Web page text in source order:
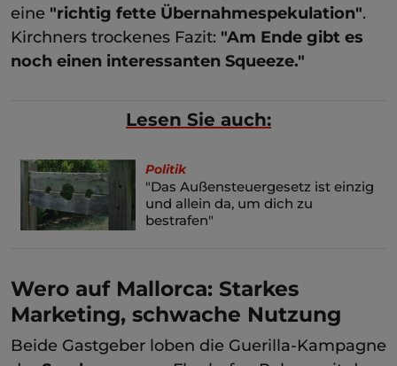
eine "richtig fette Übernahmespekulation".
Kirchners trockenes Fazit: "Am Ende gibt es
noch einen interessanten Squeeze."
Lesen Sie auch:
Politik
"Das Außensteuergesetz ist einzig
und allein da, um dich zu
bestrafen"
Wero auf Mallorca: Starkes
Marketing, schwache Nutzung
Beide Gastgeber loben die Guerilla-Kampagne